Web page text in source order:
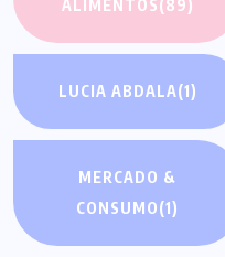
ALIMENTOS(89)
LUCIA ABDALA(1)
MERCADO &
CONSUMO(1)